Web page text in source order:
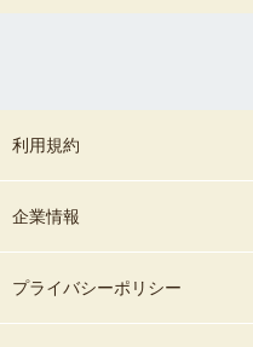
利用規約
企業情報
プライバシーポリシー